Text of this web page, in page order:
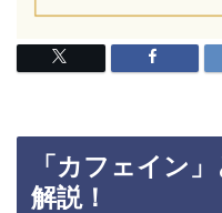
「カフェイン
解説！